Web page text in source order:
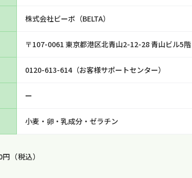
株式会社ビーボ（BELTA）
〒107-0061 東京都港区北青山2-12-28 青山ビル5階
0120-613-614（お客様サポートセンター）
ー
小麦・卵・乳成分・ゼラチン
（税込）